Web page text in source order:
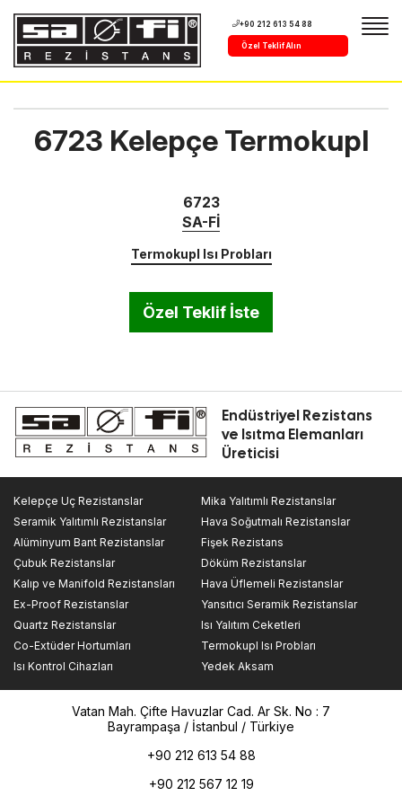
+90 212 613 54 88
Özel Teklif Alın
6723 Kelepçe Termokupl
6723
SA-Fİ
Termokupl Isı Probları
Özel Teklif İste
Endüstriyel Rezistans
ve Isıtma Elemanları
Üreticisi
Kelepçe Uç Rezistanslar
Mika Yalıtımlı Rezistanslar
Seramik Yalıtımlı Rezistanslar
Hava Soğutmalı Rezistanslar
Alüminyum Bant Rezistanslar
Fişek Rezistans
Çubuk Rezistanslar
Döküm Rezistanslar
Kalıp ve Manifold Rezistansları
Hava Üflemeli Rezistanslar
Ex-Proof Rezistanslar
Yansıtıcı Seramik Rezistanslar
Quartz Rezistanslar
Isı Yalıtım Ceketleri
Co-Extüder Hortumları
Termokupl Isı Probları
Isı Kontrol Cihazları
Yedek Aksam
Vatan Mah. Çifte Havuzlar Cad. Ar Sk. No : 7
Bayrampaşa / İstanbul / Türkiye
+90 212 613 54 88
+90 212 567 12 19